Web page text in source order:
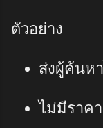
ตัวอย่าง
ส่งผู้ค้นห
ไม่มีราคา